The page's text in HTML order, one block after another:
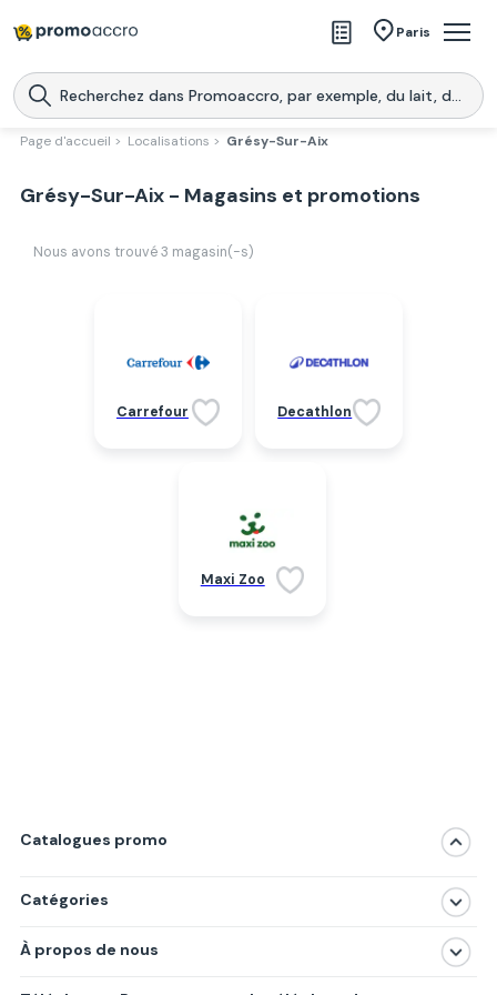
Paris
Magasins
Produits
Promoaccro
l'application
Page d'accueil > Localisations > Grésy-Sur-Aix
Grésy-Sur-Aix - Magasins et promotions
Nous avons trouvé 3 magasin(-s)
Carrefour Decathlon
Maxi Zoo
Catalogues promo
Catégories
Produits
À propos de nous